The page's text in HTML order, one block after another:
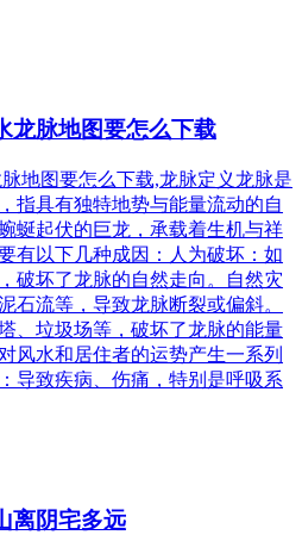
龙脉地图要怎么下载
地图要怎么下载,龙脉定义龙脉是
指具有独特地势与能量流动的自
蜒起伏的巨龙，承载着生机与祥
有以下几种成因：人为破坏：如
破坏了龙脉的自然走向。自然灾
石流等，导致龙脉断裂或偏斜。
、垃圾场等，破坏了龙脉的能量
风水和居住者的运势产生一系列
导致疾病、伤痛，特别是呼吸系
离阴宅多远